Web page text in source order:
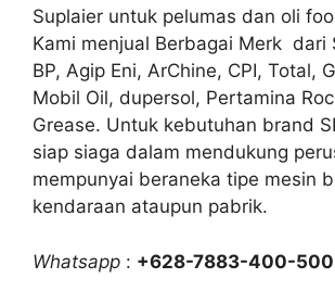
Suplaier untuk pelumas dan oli
Kami menjual Berbagai Merk dari
BP, Agip Eni, ArChine, CPI, Total,
Mobil Oil, dupersol, Pertamina
Grease. Untuk kebutuhan brand
siap siaga dalam mendukung
mempunyai beraneka tipe mesin
kendaraan ataupun pabrik.
Whatsapp : +628-7883-400-500